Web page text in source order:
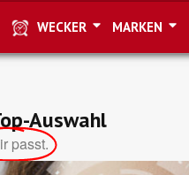
WECKER MARKEN
Auswahl
passt.